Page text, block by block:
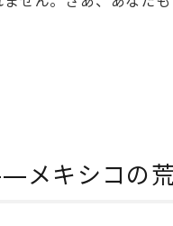
メキシコの